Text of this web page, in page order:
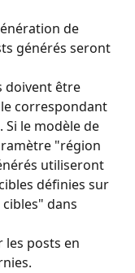
de
générés seront
doivent être
correspondant
le modèle de
"région
utiliseront
définies sur
dans
les posts en